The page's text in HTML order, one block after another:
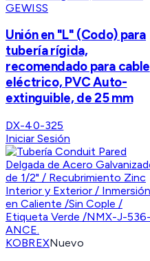
GEWISS
Unión en "L" (Codo) para
tubería rígida,
recomendado para cable
eléctrico, PVC Auto-
extinguible, de 25 mm
DX-40-325
Iniciar Sesión
KOBREXNuevo